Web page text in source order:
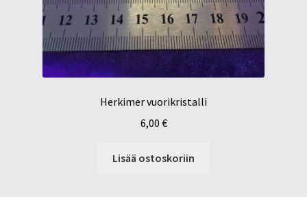
Herkimer vuorikristalli
6,00 €
Lisää ostoskoriin